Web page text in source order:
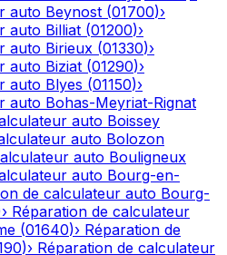
auto Beynost (01700)›
auto Billiat (01200)›
auto Birieux (01330)›
auto Biziat (01290)›
auto Blyes (01150)›
auto Bohas-Meyriat-Rignat
auto Boissey
auto Bolozon
auto Bouligneux
auto Bourg-en-
de calculateur auto Bourg-
› Réparation de calculateur
(01640)› Réparation de
)› Réparation de calculateur